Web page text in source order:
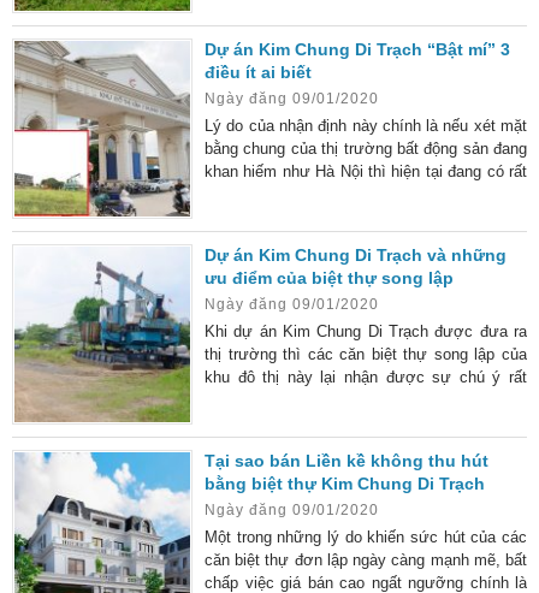
mình là chính xác. Cân nhắc trước thông tin
bán liền kề kim chung di trạch Hiện nay, có
rất nhiều đơn vị đăng thông tin bán liền kề
Dự án Kim Chung Di Trạch “Bật mí” 3
điều ít ai biết
Ngày đăng 09/01/2020
Lý do của nhận định này chính là nếu xét mặt
bằng chung của thị trường bất động sản đang
khan hiếm như Hà Nội thì hiện tại đang có rất
Trạch. Vì thế, bảng giá của chủ đầu tư đưa ra
hiện nay là rất ưu đãi. Được điều chỉnh tăng
thêm gần 10 ha Ấn tượng của thị trường
Dự án Kim Chung Di Trạch và những
ưu điểm của biệt thự song lập
Ngày đăng 09/01/2020
Khi dự án Kim Chung Di Trạch được đưa ra
thị trường thì các căn biệt thự song lập của
khu đô thị này lại nhận được sự chú ý rất
thể bỏ qua các sản phẩm biệt thự song lập ở
đây. Nó là một trong những yếu tố giúp dự án
tạo được tiếng vang lớn khi “tái
Tại sao bán Liền kề không thu hút
bằng biệt thự Kim Chung Di Trạch
Ngày đăng 09/01/2020
Một trong những lý do khiến sức hút của các
căn biệt thự đơn lập ngày càng mạnh mẽ, bất
chấp việc giá bán cao ngất ngưỡng chính là